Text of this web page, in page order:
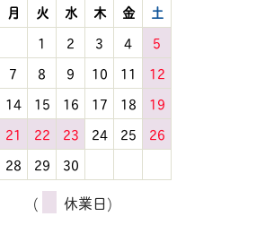
月 火 水 木 金
土
1
2 3 4
5
7 8 9 10 11
12
14 15 16 17 18
19
21 22 23 24 25
26
28 29 30
( 休業日)